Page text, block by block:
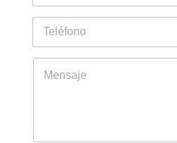
o
d
t
r
a
i
*
l
é